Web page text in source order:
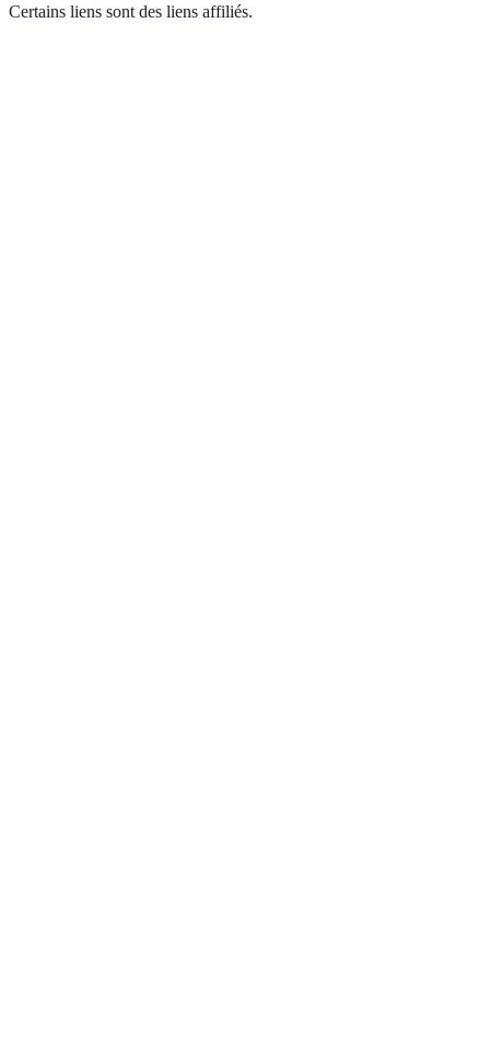
Certains liens sont des liens affiliés.